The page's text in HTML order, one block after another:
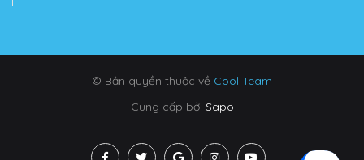
© Bản quyền thuộc về Cool Team
Cung cấp bởi Sapo